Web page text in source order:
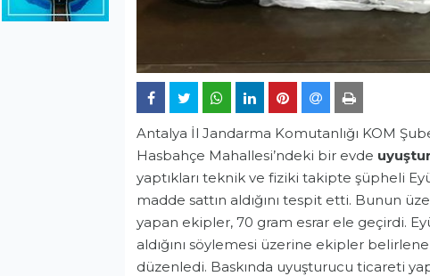
Antalya İl Jandarma Komutanlığı KOM
Hasbahçe Mahallesi’ndeki bir evde
yaptıkları teknik ve fiziki takipte şüpheli
madde sattın aldığını tespit etti. Bunun
yapan ekipler, 70 gram esrar ele geçirdi.
aldığını söylemesi üzerine ekipler
düzenledi. Baskında uyuşturucu ticareti